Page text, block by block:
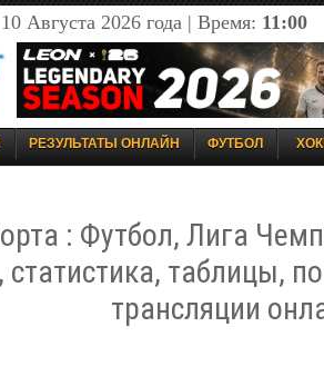
Августа 2026 года | Время: 11:00
РЕЗУЛЬТАТЫ ОНЛАЙН ФУТБОЛ
: Футбол, Лига
таблицы,
трансляции